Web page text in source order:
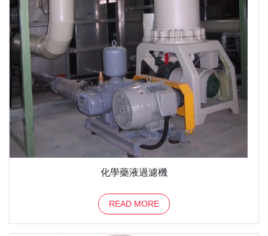
化學藥液過濾機
READ MORE